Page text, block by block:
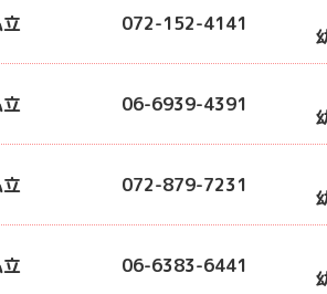
072-152-4141
06-6939-4391
072-879-7231
06-6383-6441